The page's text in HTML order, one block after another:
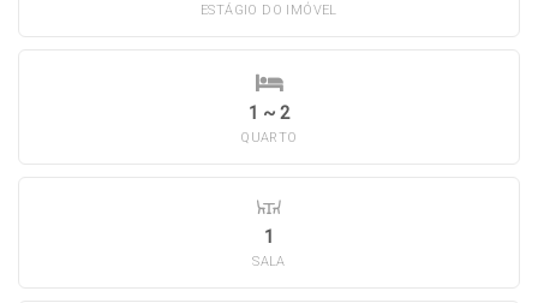
ESTÁGIO DO IMÓVEL
1 ~ 2
QUARTO
1
SALA